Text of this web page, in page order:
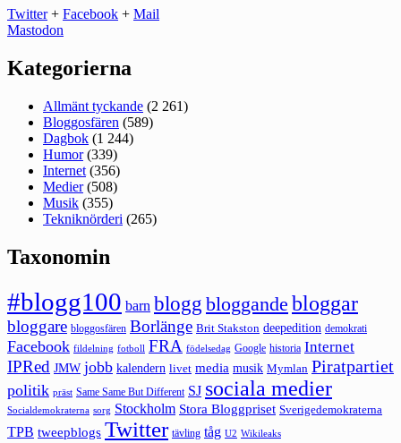
Twitter+ Facebook + Mail
Mastodon
Kategorierna
Allmänt tyckande (2 261)
Bloggosfären (589)
Dagbok (1 244)
Humor(339)
Internet (356)
Medier(508)
Musik (355)
Tekniknörderi (265)
Taxonomin
#blogg100 barn blogg bloggande bloggar
bloggare bloggosfären Borlänge Brit Stakston deepedition demokrati
Facebook fildelning fotboll FRA födelsedag Google historia Internet
IPRed JMW jobb kalendern livet media musik Mymlan Piratpartiet
politik präst Same Same But Different SJ sociala medier
Socialdemokraterna sorg Stockholm Stora Bloggpriset Sverigedemokraterna
TPB tweepblogs Twitter tävling tåg U2 Wikileaks